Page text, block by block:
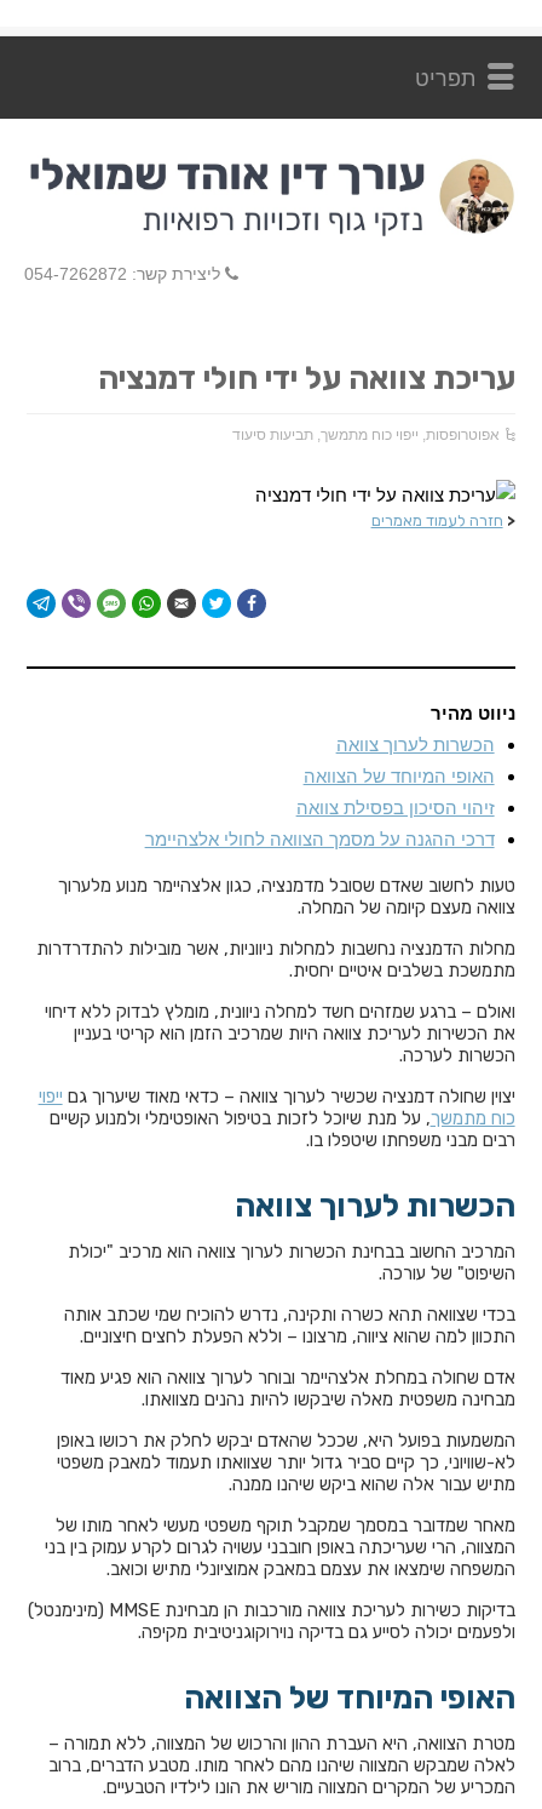
ליצירת קשר: 054-7262872
עריכת צוואה על ידי חולי דמנציה
אפוטרופסות, ייפוי כוח מתמשך,תביעות סיעוד
< חזרה לעמוד מאמרים
ניווט מהיר
הכשרות לערוך צוואה
האופי המיוחד של הצוואה
זיהוי הסיכון בפסילת צוואה
דרכי ההגנה על מסמך הצוואה לחולי אלצהיימר
טעות לחשוב שאדם שסובל מדמנציה, כגון אלצהיימר מנוע מלערוך
צוואה מעצם קיומה של המחלה.
מחלות הדמנציה נחשבות למחלות ניווניות, אשר מובילות להתדרדרות
מתמשכת בשלבים איטיים יחסית.
ואולם – ברגע שמזהים חשד למחלה ניוונית, מומלץ לבדוק ללא דיחוי
את הכשירות לעריכת צוואה היות שמרכיב הזמן הוא קריטי בעניין
הכשרות לערכה.
יצוין שחולה דמנציה שכשיר לערוך צוואה – כדאי מאוד שיערוך גם ייפוי
כוח מתמשך, על מנת שיוכל לזכות בטיפול האופטימלי ולמנוע קשיים
רבים מבני משפחתו שיטפלו בו.
הכשרות לערוך צוואה
המרכיב החשוב בבחינת הכשרות לערוך צוואה הוא מרכיב "יכולת
השיפוט" של עורכה.
בכדי שצוואה תהא כשרה ותקינה, נדרש להוכיח שמי שכתב אותה
התכוון למה שהוא ציווה, מרצונו – וללא הפעלת לחצים חיצוניים.
אדם שחולה במחלת אלצהיימר ובוחר לערוך צוואה הוא פגיע מאוד
מבחינה משפטית מאלה שיבקשו להיות נהנים מצוואתו.
המשמעות בפועל היא, שככל שהאדם יבקש לחלק את רכושו באופן
לא-שוויוני, כך קיים סביר גדול יותר שצוואתו תעמוד למאבק משפטי
מתיש עבור אלה שהוא ביקש שיהנו ממנה.
מאחר שמדובר במסמך שמקבל תוקף משפטי מעשי לאחר מותו של
המצווה, הרי שעריכתה באופן חובבני עשויה לגרום לקרע עמוק בין בני
המשפחה שימצאו את עצמם במאבק אמוציונלי מתיש וכואב.
בדיקות כשירות לעריכת צוואה מורכבות הן מבחינת MMSE (מינימנטל)
ולפעמים יכולה לסייע גם בדיקה נוירוקוגניטיבית מקיפה.
האופי המיוחד של הצוואה
מטרת הצוואה, היא העברת ההון והרכוש של המצווה, ללא תמורה –
לאלה שמבקש המצווה שיהנו מהם לאחר מותו. מטבע הדברים, ברוב
המכריע של המקרים המצווה מוריש את הונו לילדיו הטבעיים.